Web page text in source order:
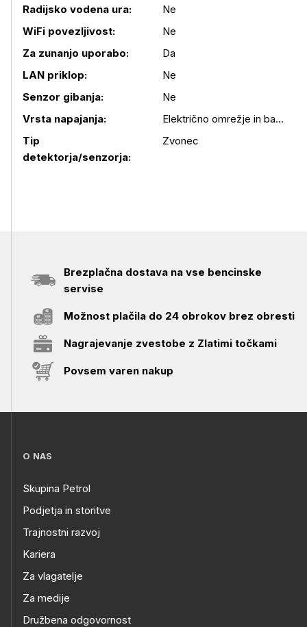
Podrobnosti izdelka
Radijsko vodena ura:
Ne
WiFi povezljivost:
Ne
Za zunanjo uporabo:
Da
LAN priklop:
Ne
Senzor gibanja:
Ne
Vrsta napajanja:
Električno omrežje in baterija
Tip
detektorja/senzorja:
Zvonec
Brezplačna dostava na vse bencinske
servise
Možnost plačila do 24 obrokov brez obresti
Nagrajevanje zvestobe z Zlatimi točkami
Povsem varen nakup
O NAS
Skupina Petrol
Podjetja in storitve
Trajnostni razvoj
Kariera
Za vlagatelje
Za medije
Družbena odgovornost